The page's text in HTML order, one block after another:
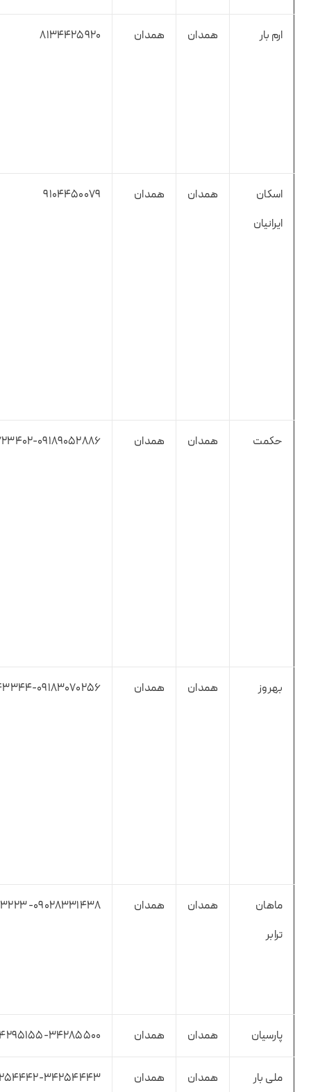
ارم بار همدان همدان 8134425920
اسکان
ایرانیان
همدان همدان 9104450079
حکمت همدان همدان ۰۸۱۳۲۷۲۳۴۰۲-
بهروز همدان همدان ۰۸۱۳۲۷۴۳۳۴۴-
ماهان
ترابر
همدان همدان ۰۹۰۲۸۳۳۱۴۳۸- ۳۲۷۴۳۲۲۳
پارسیان همدان همدان ۰۹۱۸۳۱۱۶۲۴۵-
ملی بار همدان همدان ۰۹۱۸۳۱۱۷۵۷۰-